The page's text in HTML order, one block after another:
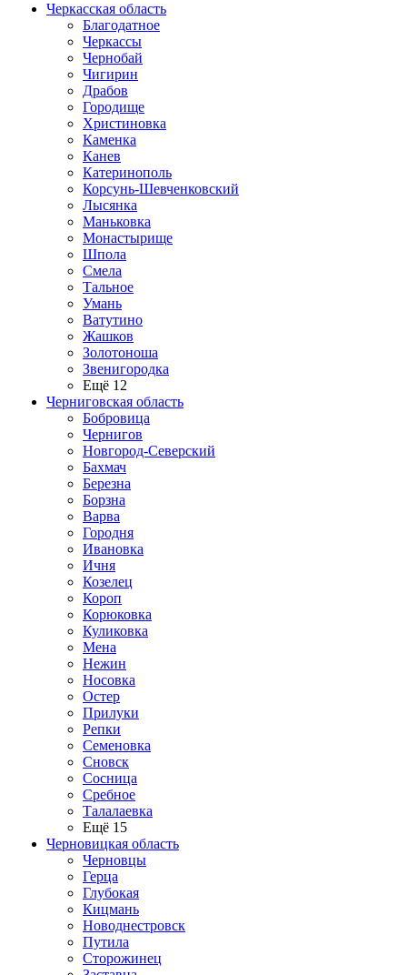
Черкасская область
Благодатное
Черкассы
Чернобай
Чигирин
Драбов
Городище
Христиновка
Каменка
Канев
Катеринополь
Корсунь-Шевченковский
Лысянка
Маньковка
Монастырище
Шпола
Смела
Тальное
Умань
Ватутино
Жашков
Золотоноша
Звенигородка
Ещё 12
Черниговская область
Бобровица
Чернигов
Новгород-Северский
Бахмач
Березна
Борзна
Варва
Городня
Ивановка
Ичня
Козелец
Короп
Корюковка
Куликовка
Мена
Нежин
Носовка
Остер
Прилуки
Репки
Семеновка
Сновск
Сосница
Сребное
Талалаевка
Ещё 15
Черновицкая область
Черновцы
Герца
Глубокая
Кицмань
Новоднестровск
Путила
Сторожинец